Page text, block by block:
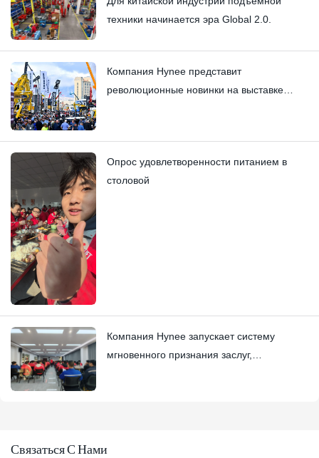
техники начинается эра Global 2.0.
Компания Hynee представит
революционные новинки на выставке
Опрос удовлетворенности питанием в
столовой
Компания Hynee запускает систему
мгновенного признания заслуг,
Связаться С Нами